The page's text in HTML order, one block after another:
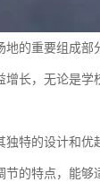
的重要组成部
长，无论是
特的设计和优
的特点，能够